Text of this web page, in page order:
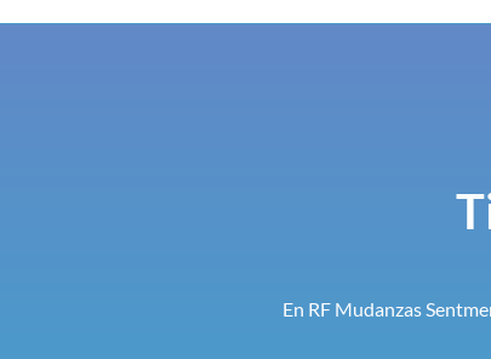
En RF Mudanzas